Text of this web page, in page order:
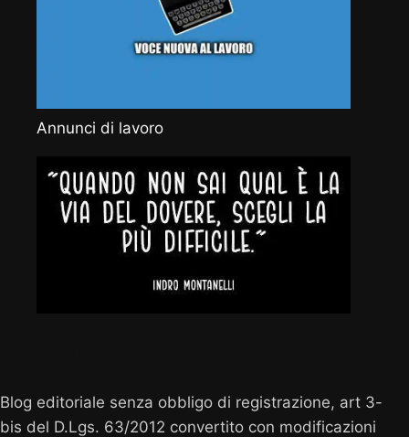
Annunci di lavoro
Blog editoriale senza obbligo di registrazione, art 3-
bis del D.Lgs. 63/2012 convertito con modificazioni